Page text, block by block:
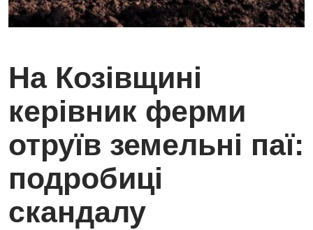
На Козівщині
керівник ферми
отруїв земельні паї:
подробиці
скандалу